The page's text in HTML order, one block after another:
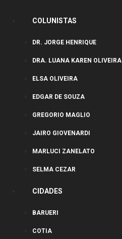
COLUNISTAS
DR. JORGE HENRIQUE
DRA. LUANA KAREN OLIVEIRA
ELSA OLIVEIRA
EDGAR DE SOUZA
GREGORIO MAGLIO
JAIRO GIOVENARDI
MARLUCI ZANELATO
SELMA CEZAR
CIDADES
BARUERI
COTIA